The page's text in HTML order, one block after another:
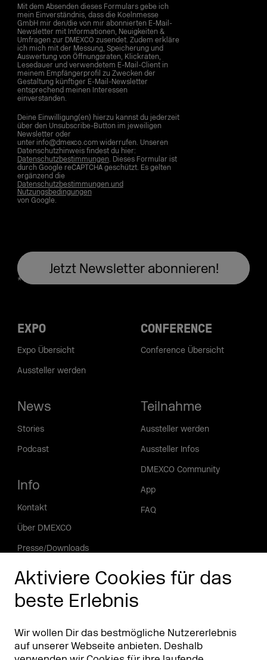
Aktiviere Cookies für das
beste Erlebnis
Wir wollen Dir das bestmögliche Nutzererlebnis
auf unserer Webseite anbieten. Deshalb
Mit dem Absenden dieses Formulars gebe ich
mein Einverständnis, dass die Koelnmesse
GmbH mir den/die von mir abonnierten E-Mail-
Newsletter mit Informationen, Neuigkeiten &
Umfragen zur DMEXCO zusendet. Zudem erkläre
ich mich mit der Messung, Speicherung und
Auswertung von Öffnungsraten, Klickraten,
Lesedauer und verwendetem E-Mail-Client in
meinem Empfängerprofil zu Zwecken der
Gestaltung künftiger E-Mail-Newsletter
entsprechend meinen Interessen
einverstanden.
Deine Einwilligung(en) hierzu kannst du jederzeit
über den Unsubscribe-Button im jeweiligen
Newsletter oder
unter info@dmexco.com widerrufen. Unseren
Datenschutzhinweis findest du hier:
Datenschutzbestimmungen. Dieses Formular ist
durch Google reCAPTCHA geschützt. Es gelten
ergänzend die
Datenschutzbestimmungen und
Nutzungsbedingungen
von Google.
EXPO
Expo Übersicht
Aussteller werden
CONFERENCE
Conference Übersicht
News
Stories
Podcast
Info
Kontakt
Über DMEXCO
Presse/Downloads
Phishing Alarm
Teilnahme
Aussteller werden
Aussteller Infos
DMEXCO Community
App
FAQ
Partner
Partner & Sponsoren DMEXCO Asia